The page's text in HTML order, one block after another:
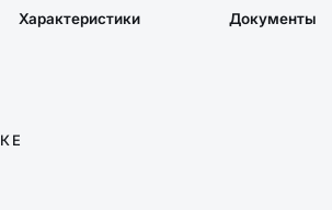
Характеристики Документы